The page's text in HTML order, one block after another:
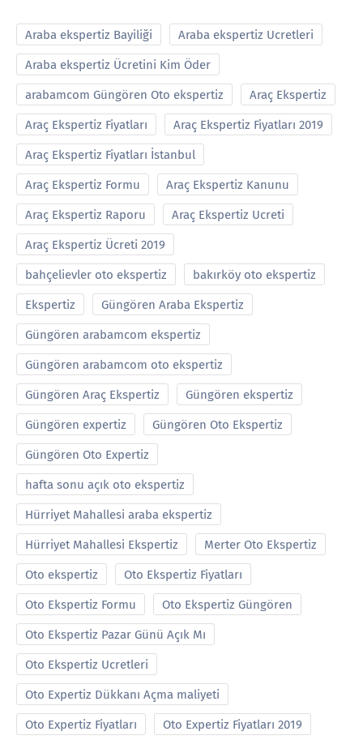
Araba ekspertiz Bayiliği Araba ekspertiz Ucretleri
Araba ekspertiz Ücretini Kim Öder
arabamcom Güngören Oto ekspertiz Araç Ekspertiz
Araç Ekspertiz Fiyatları Araç Ekspertiz Fiyatları 2019
Araç Ekspertiz Fiyatları İstanbul
Araç Ekspertiz Formu Araç Ekspertiz Kanunu
Araç Ekspertiz Raporu Araç Ekspertiz Ucreti
Araç Ekspertiz Ücreti 2019
bahçelievler oto ekspertiz bakırköy oto ekspertiz
Ekspertiz Güngören Araba Ekspertiz
Güngören arabamcom ekspertiz
Güngören arabamcom oto ekspertiz
Güngören Araç Ekspertiz Güngören ekspertiz
Güngören expertiz Güngören Oto Ekspertiz
Güngören Oto Expertiz
hafta sonu açık oto ekspertiz
Hürriyet Mahallesi araba ekspertiz
Hürriyet Mahallesi Ekspertiz Merter Oto Ekspertiz
Oto ekspertiz Oto Ekspertiz Fiyatları
Oto Ekspertiz Formu Oto Ekspertiz Güngören
Oto Ekspertiz Pazar Günü Açık Mı
Oto Ekspertiz Ucretleri
Oto Expertiz Dükkanı Açma maliyeti
Oto Expertiz Fiyatları Oto Expertiz Fiyatları 2019